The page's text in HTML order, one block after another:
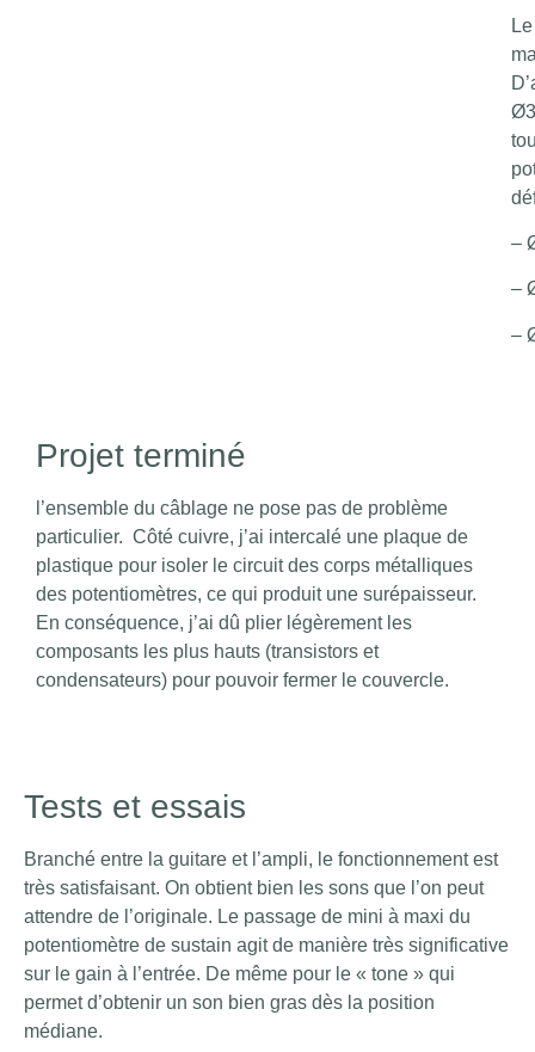
–
–
–
Projet terminé
l’ensemble du câblage ne pose pas de problème
particulier. Côté cuivre, j’ai intercalé une plaque de
plastique pour isoler le circuit des corps métalliques
des potentiomètres, ce qui produit une surépaisseur.
En conséquence, j’ai dû plier légèrement les
composants les plus hauts (transistors et
condensateurs) pour pouvoir fermer le couvercle.
Tests et essais
Branché entre la guitare et l’ampli, le fonctionnement est
très satisfaisant. On obtient bien les sons que l’on peut
attendre de l’originale. Le passage de mini à maxi du
potentiomètre de sustain agit de manière très significative
sur le gain à l’entrée. De même pour le « tone » qui
permet d’obtenir un son bien gras dès la position
médiane.